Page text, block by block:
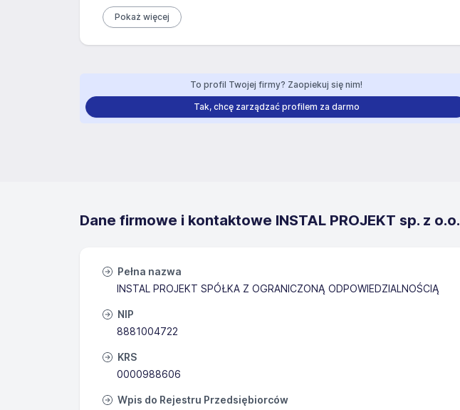
Pokaż więcej
To profil Twojej firmy? Zaopiekuj się nim!
Tak, chcę zarządzać profilem za darmo
Dane firmowe i kontaktowe INSTAL PROJEKT sp. z o.o.
Pełna nazwa
INSTAL PROJEKT SPÓŁKA Z OGRANICZONĄ ODPOWIEDZIALNOŚCIĄ
NIP
8881004722
KRS
0000988606
Wpis do Rejestru Przedsiębiorców